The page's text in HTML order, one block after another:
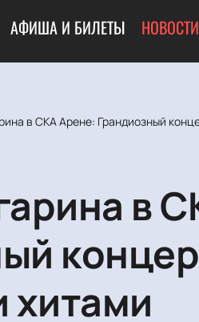
АФИША И БИЛЕТЫ НОВОСТИ
в СКА Арене: Грандиозный
в